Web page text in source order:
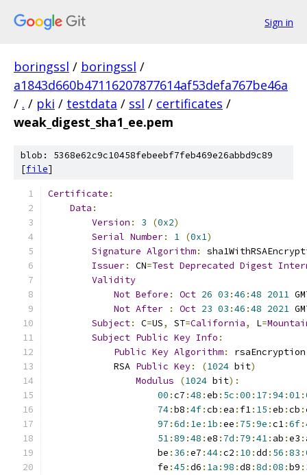
Sign in
boringssl / boringssl /
a1843d660b47116207877614af53defa767be46a
/ . / pki / testdata / ssl / certificates /
weak_digest_sha1_ee.pem
blob: 5368e62c9c10458febeebf7feb469e26abbd9c89
[file]
Certificate :
Data :
Version : 3 (0x2)
Serial Number: 1 (0x1)
Signature Algorithm:
Issuer: CN=Test Deprecated Digest
Validity
Not Before : Oct 26 03 :46 :48 2011
Not After : Oct 23 03 :46 :48 2021
Subject: C=US, ST=California, L=
Subject Public Key Info :
Public Key Algorithm:
rsaEncryption
            RSA
Public Key: (1024 bit)
Modulus
(1024 bit):
00 :c7 :48 :eb : 5c :00 : 17 :94:01:
74:b8 :4f:cb :ea : f1: 15 :eb :cb :
97 :6d : 1e : 1b :ee : 75 :9e :c1:6f:
51:89 :48 :e8 : 7d : 79 :41: ab :e3 :
                    be
: 36 :e7 :44:c2 : 10 :dd : 56 :83 :
                    fe
:45 :d6 : 1a :98 :d8 :8d :08 :b9 :